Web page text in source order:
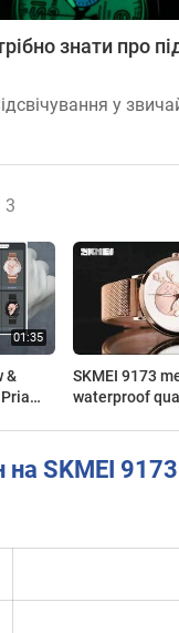
знати про
у
3
&
SKMEI 9173
waterproof
на SKMEI